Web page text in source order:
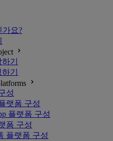
가요?
기
기
성
랫폼 구성
플랫폼 구성
폼 구성
플랫폼 구성